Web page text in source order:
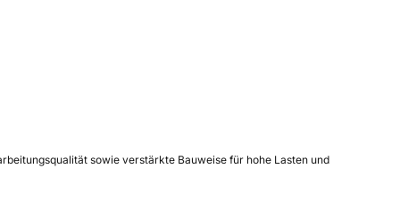
sowie verstärkte Bauweise für hohe Lasten und